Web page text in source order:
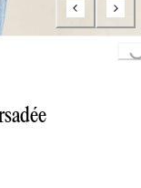
Loading...